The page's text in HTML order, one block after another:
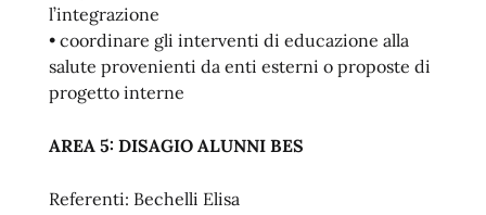
l’integrazione
• coordinare gli interventi di educazione alla
salute provenienti da enti esterni o proposte di
progetto interne
AREA 5: DISAGIO ALUNNI BES
Referenti: Bechelli Elisa